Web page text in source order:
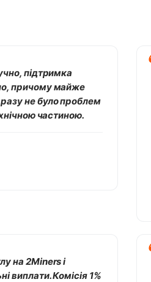
підтримка
причому майже
не було проблем
частиною.
на 2Miners і
виплати. Комісія 1%